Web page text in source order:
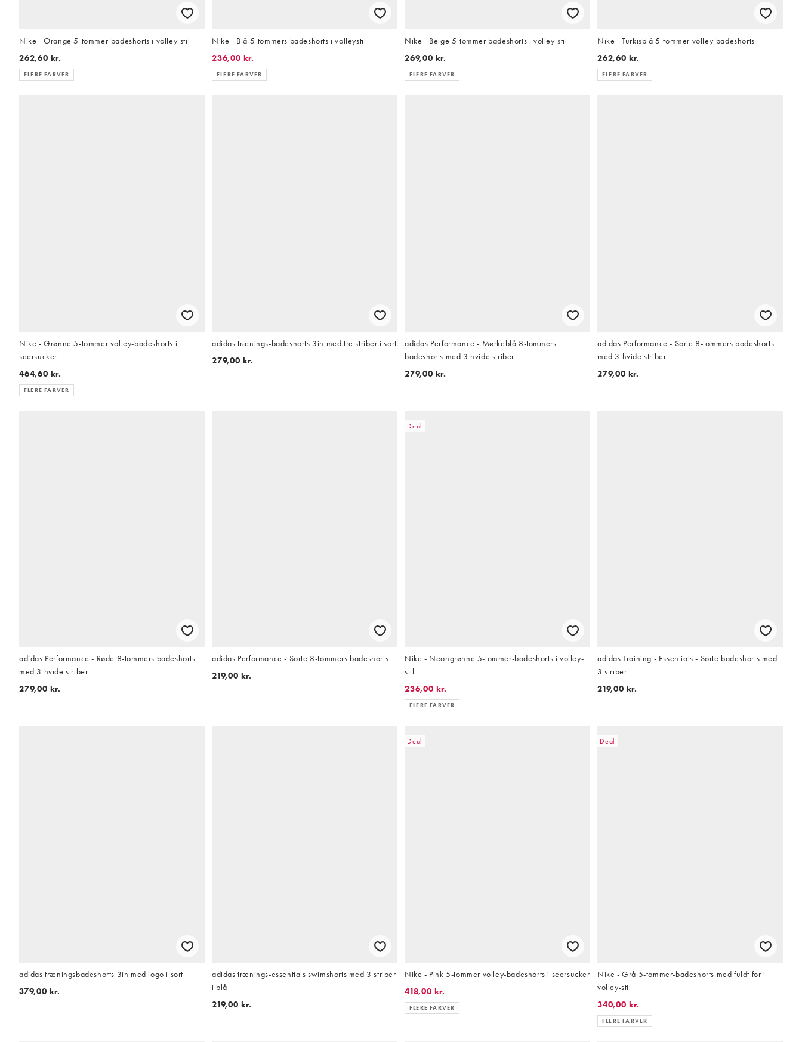
Nike - Orange 5-tommer-badeshorts i volley-stil
262,60 kr.
FLERE FARVER
Nike - Blå 5-tommers badeshorts i volleystil
236,00 kr.
FLERE FARVER
Nike - Beige 5-tommer badeshorts i volley-stil
269,00 kr.
FLERE FARVER
Nike - Turkisblå 5-tommer volley-badeshorts
262,60 kr.
FLERE FARVER
Nike - Grønne 5-tommer volley-badeshorts i
seersucker
464,60 kr.
FLERE FARVER
adidas trænings-badeshorts 3in med tre striber i sort
279,00 kr.
adidas Performance - Mørkeblå 8-tommers
badeshorts med 3 hvide striber
279,00 kr.
adidas Performance - Sorte 8-tommers badeshorts
med 3 hvide striber
279,00 kr.
adidas Performance - Røde 8-tommers badeshorts
med 3 hvide striber
279,00 kr.
adidas Performance - Sorte 8-tommers badeshorts
219,00 kr.
Deal
Nike - Neongrønne 5-tommer-badeshorts i volley-
stil
236,00 kr.
FLERE FARVER
adidas Training - Essentials - Sorte badeshorts med
3 striber
219,00 kr.
adidas træningsbadeshorts 3in med logo i sort
379,00 kr.
adidas trænings-essentials swimshorts med 3 striber
i blå
219,00 kr.
Deal
Nike - Pink 5-tommer volley-badeshorts i seersucker
418,00 kr.
FLERE FARVER
Deal
Nike - Grå 5-tommer-badeshorts med fuldt for i
volley-stil
340,00 kr.
FLERE FARVER